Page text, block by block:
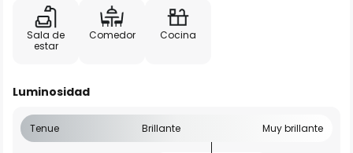
Sala de
estar
Comedor Cocina
Luminosidad
Tenue Brillante Muy brillante